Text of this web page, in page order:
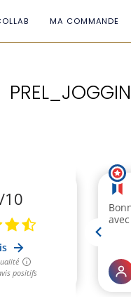
MA COMMANDE